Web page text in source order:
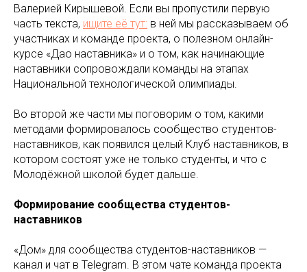
Валерией Кирышевой. Если вы пропустили первую
часть текста, ищите её тут: в ней мы рассказываем об
участниках и команде проекта, о полезном онлайн-
курсе «Дао наставника» и о том, как начинающие
наставники сопровождали команды на этапах
Национальной технологической олимпиады.
Во второй же части мы поговорим о том, какими
методами формировалось сообщество студентов-
наставников, как появился целый Клуб наставников, в
котором состоят уже не только студенты, и что с
Молодёжной школой будет дальше.
Формирование сообщества студентов-
наставников
«Дом» для сообщества студентов-наставников —
канал и чат в Telegram. В этом чате команда проекта